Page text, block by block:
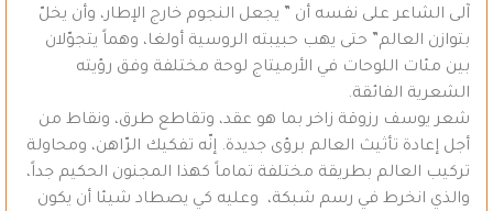
آلى الشاعر على نفسه أن ” يجعل النجوم خارج الإطار، وأن يخلّ
بتوازن العالم” حتى يهب حبيبته الروسية أولغا، وهماً يتجوّلان
بين مئات اللوحات في الأرميتاج لوحة مختلفة وفق رؤيته
الشعرية الفائقة.
شعر يوسف رزوقة زاخر بما هو عقد، وتقاطع طرق، ونقاط من
أجل إعادة تأثيث العالم برؤى جديدة. إنّه تفكيك الرّاهن، ومحاولة
تركيب العالم بطريقة مختلفة تماماً كهذا المجنون الحكيم جداً،
والذي انخرط في رسم شبكة، وعليه كي يصطاد شيئا أن يكون